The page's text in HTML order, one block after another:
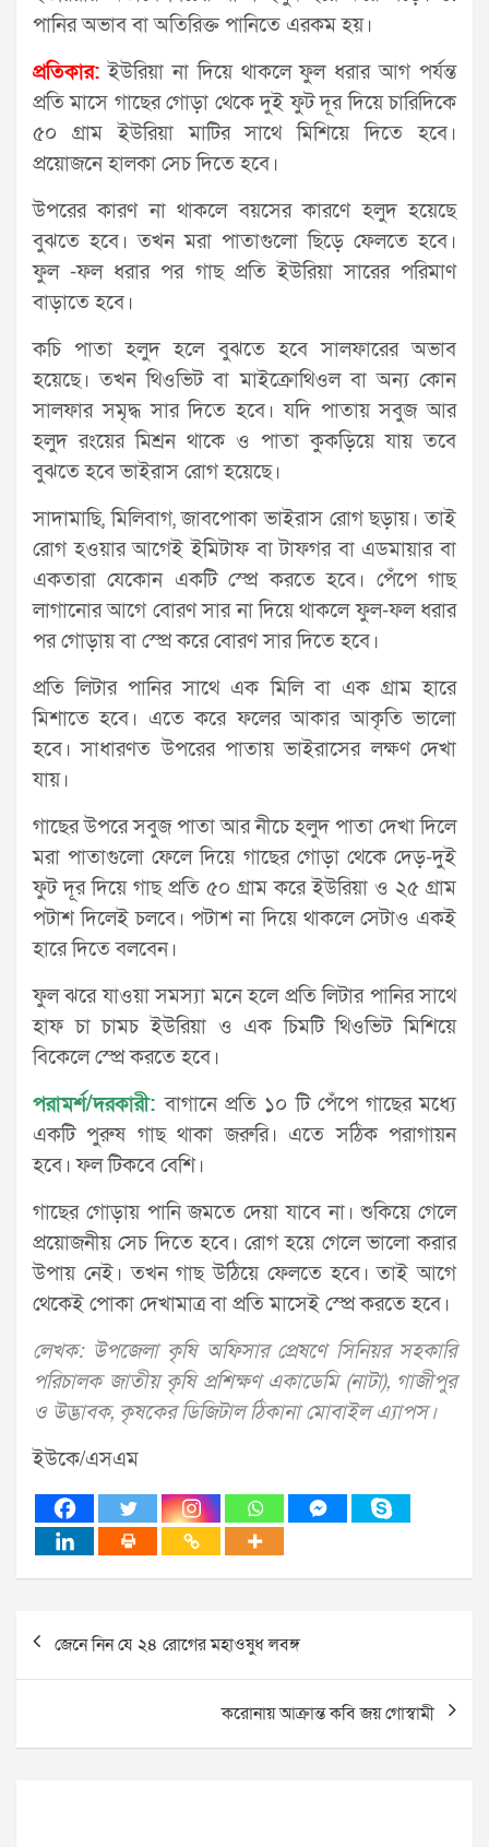
পানির অভাব বা অতিরিক্ত পানিতে এরকম হয়।
প্রতিকার: ইউরিয়া না দিয়ে থাকলে ফুল ধরার আগ পর্যন্ত
প্রতি মাসে গাছের গোড়া থেকে দুই ফুট দূর দিয়ে চারিদিকে
৫০ গ্রাম ইউরিয়া মাটির সাথে মিশিয়ে দিতে হবে।
প্রয়োজনে হালকা সেচ দিতে হবে।
উপরের কারণ না থাকলে বয়সের কারণে হলুদ হয়েছে
বুঝতে হবে। তখন মরা পাতাগুলো ছিড়ে ফেলতে হবে।
ফুল -ফল ধরার পর গাছ প্রতি ইউরিয়া সারের পরিমাণ
বাড়াতে হবে।
কচি পাতা হলুদ হলে বুঝতে হবে সালফারের অভাব
হয়েছে। তখন থিওভিট বা মাইক্রোথিওল বা অন্য কোন
সালফার সমৃদ্ধ সার দিতে হবে। যদি পাতায় সবুজ আর
হলুদ রংয়ের মিশ্রন থাকে ও পাতা কুকড়িয়ে যায় তবে
বুঝতে হবে ভাইরাস রোগ হয়েছে।
সাদামাছি, মিলিবাগ, জাবপোকা ভাইরাস রোগ ছড়ায়। তাই
রোগ হওয়ার আগেই ইমিটাফ বা টাফগর বা এডমায়ার বা
একতারা যেকোন একটি স্প্রে করতে হবে। পেঁপে গাছ
লাগানোর আগে বোরণ সার না দিয়ে থাকলে ফুল-ফল ধরার
পর গোড়ায় বা স্প্রে করে বোরণ সার দিতে হবে।
প্রতি লিটার পানির সাথে এক মিলি বা এক গ্রাম হারে
মিশাতে হবে। এতে করে ফলের আকার আকৃতি ভালো
হবে। সাধারণত উপরের পাতায় ভাইরাসের লক্ষণ দেখা
যায়।
গাছের উপরে সবুজ পাতা আর নীচে হলুদ পাতা দেখা দিলে
মরা পাতাগুলো ফেলে দিয়ে গাছের গোড়া থেকে দেড়-দুই
ফুট দূর দিয়ে গাছ প্রতি ৫০ গ্রাম করে ইউরিয়া ও ২৫ গ্রাম
পটাশ দিলেই চলবে। পটাশ না দিয়ে থাকলে সেটাও একই
হারে দিতে বলবেন।
ফুল ঝরে যাওয়া সমস্যা মনে হলে প্রতি লিটার পানির সাথে
হাফ চা চামচ ইউরিয়া ও এক চিমটি থিওভিট মিশিয়ে
বিকেলে স্প্রে করতে হবে।
পরামর্শ/দরকারী:বাগানে প্রতি ১০ টি পেঁপে গাছের মধ্যে
একটি পুরুষ গাছ থাকা জরুরি। এতে সঠিক পরাগায়ন
হবে। ফল টিকবে বেশি।
গাছের গোড়ায় পানি জমতে দেয়া যাবে না। শুকিয়ে গেলে
প্রয়োজনীয় সেচ দিতে হবে। রোগ হয়ে গেলে ভালো করার
উপায় নেই। তখন গাছ উঠিয়ে ফেলতে হবে। তাই আগে
থেকেই পোকা দেখামাত্র বা প্রতি মাসেই স্প্রে করতে হবে।
লেখক: উপজেলা কৃষি অফিসার প্রেষণে সিনিয়র সহকারি
পরিচালক জাতীয় কৃষি প্রশিক্ষণ একাডেমি (নাটা), গাজীপুর
ও উদ্ভাবক, কৃষকের ডিজিটাল ঠিকানা মোবাইল এ্যাপস।
ইউকে/এসএম
Post
navigation
জেনে নিন যে ২৪ রোগের মহাওষুধ লবঙ্গ
করোনায় আক্রান্ত কবি জয় গোস্বামী